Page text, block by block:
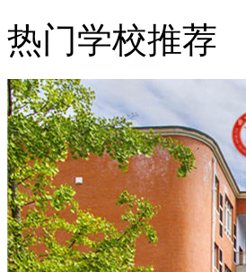
热门学校推荐